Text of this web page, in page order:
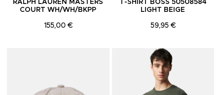
RALPH LAUREN MASTERS
COURT WH/WH/BKPP
155,00 €
T-SHIRT BOSS 50508584
LIGHT BEIGE
59,95 €
Adicionar aos Favoritos